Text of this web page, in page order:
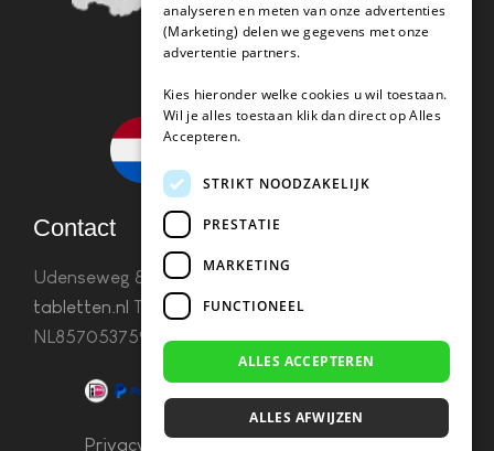
Contact
Udenseweg 8B 5405 PA Udeninfo(@)koffie-
tabletten.nl Tel. 085 782 5578KvK 67529623 Btw:
NL857053759B01
Privacy & Cookies–Algemene Voorwaarden
analyseren en meten van onze advertenties
(Marketing) delen we gegevens met onze
advertentie partners.
Kies hieronder welke cookies u wil toestaan.
Wil je alles toestaan klik dan direct op Alles
Accepteren.
STRIKT NOODZAKELIJK
PRESTATIE
MARKETING
FUNCTIONEEL
ALLES ACCEPTEREN
ALLES AFWIJZEN